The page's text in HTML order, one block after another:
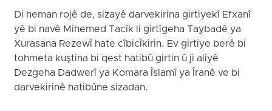
Di heman rojê de, sizayê darvekirina girtiyekî Efxanî
yê bi navê Mihemed Tacîk li girtîgeha Taybadê ya
Xurasana Rezewî hate cîbicîkirin. Ev girtiye berê bi
tohmeta kuştina bi qest hatibû girtin û ji aliyê
Dezgeha Dadwerî ya Komara Îslamî ya Îranê ve bi
darvekirinê hatibûne sizadan.